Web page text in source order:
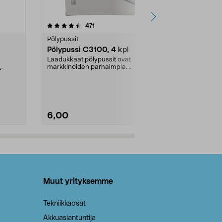
471
Pölypussit
Pölypussi C3100, 4 kpl
Laadukkaat pölypussit ovat
markkinoiden parhaimpia.
6,00
4.5viidestä
Muut yrityksemme
Tekniikkaosat
Akkuasiantuntija